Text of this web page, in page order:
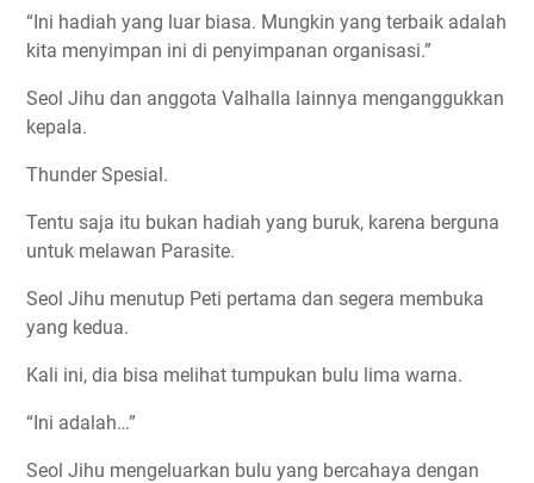
“Ini hadiah yang luar biasa. Mungkin yang terbaik adalah
kita menyimpan ini di penyimpanan organisasi.”
Seol Jihu dan anggota Valhalla lainnya menganggukkan
kepala.
Thunder Spesial.
Tentu saja itu bukan hadiah yang buruk, karena berguna
untuk melawan Parasite.
Seol Jihu menutup Peti pertama dan segera membuka
yang kedua.
Kali ini, dia bisa melihat tumpukan bulu lima warna.
“Ini adalah…”
Seol Jihu mengeluarkan bulu yang bercahaya dengan